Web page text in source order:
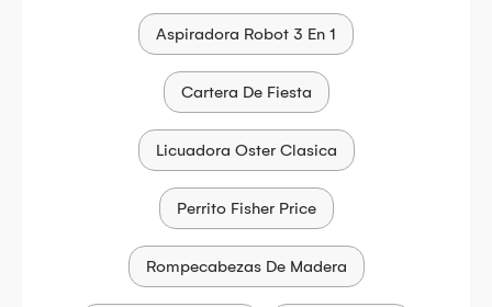
Aspiradora Robot 3 En 1
Cartera De Fiesta
Licuadora Oster Clasica
Perrito Fisher Price
Rompecabezas De Madera